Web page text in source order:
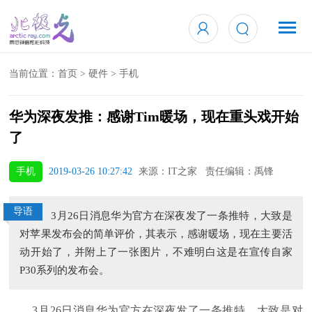
当前位置：首页 >硬件 >手机
华为深夜发推：感谢Tim暖场，现在重头戏开始
了
手机 2019-03-26 10:27:42 来源：IT之家 责任编辑：禹锋
导语
3月26日消息华为官方在深夜发了一条推特，大致是
对苹果发布会的简单评价，其表示，感谢暖场，现在主要活
动开始了，并附上了一张图片，不难明白这是在宣传自家
P30系列的发布会。